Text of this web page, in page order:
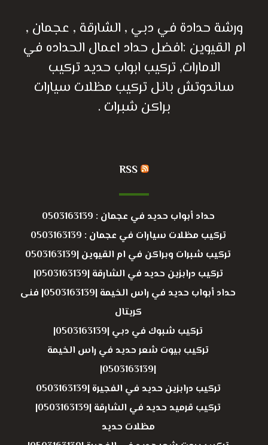
ورشة حدادة في دبي , الشارقة , عجمان ,
ام القيوين :افضل حداد اعمال الحداده في
الامارات, تركيب ابواب حديد تركيب
ساندوتش بانل تركيب مظلات سيارات
براكن شبرات .
RSS
حداد أبواب حديد في عجمان : 0503163139
تركيب مظلات سيارات في عجمان : 0503163139
تركيب شبرات وبراكن في ام القيوين |0503163139
تركيب درابزين حديد في الشارقة |0503163139|
حداد أبواب حديد في راس الخيمة |0503163139| فنى
كريتال
تركيب شبوك في دبي |0503163139|
تركيب بيوت شعر حديد في راس الخيمة
|0503163139|
تركيب درابزين حديد في الفجيرة |0503163139
تركيب قرميد حديد في الشارقة |0503163139|
مظلات حديد